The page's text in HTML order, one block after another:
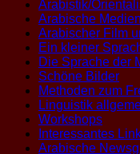
Arabistik/
Arabische Medien
Arabischer Film
Ein kleiner
Die Sprache der
Schöne Bilder
Methoden zum
Linguistik
Workshops
Interessantes
Arabische